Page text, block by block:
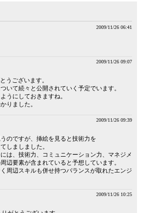
2009/11/26 06:41
2009/11/26 09:07
うございます。
いて続々と公開されていく予定でいます。
うにしておきますね。
りました。
2009/11/26 09:39
のですが、挿絵を見ると技術力を
しましました。
は、技術力、コミュニケーション力、マネジメ
辺要素が含まれていると予想しています。
周辺スキルも併せ持つバランスが取れたエンジ
2009/11/26 10:25